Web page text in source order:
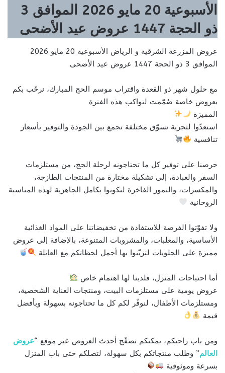
الأسبوعية 20 مايو 2026 الموافق 3
ذو الحجة 1447 عروض عيد الأضحى
عروض المزرعة الشرقية و الرياض الأسبوعية 20 مايو 2026
الموافق 3 ذو الحجة 1447 عروض عيد الأضحى
مع حلول شهر ذو القعدة واقتراب موسم الحج المبارك، نرحّب بكم
بعروض خاصة صُمّمت لتواكب هذه الفترة
المميزة
استعدّوا لتجربة تسوّق مختلفة تجمع بين الجودة والتوفير بأسعار
تنافسية
حرصنا على توفير كل ما تحتاجونه لرحلة الحج، من مستلزمات
السفر والعبادة، إلى تشكيلة مختارة من المنتجات الطازجة،
والمكسرات، والتمور الفاخرة لتكونوا بكامل الجاهزية لهذه المناسبة
الروحانية
ولا تفوّتوا الفرصة للاستفادة من تخفيضاتنا على المواد الغذائية
الأساسية، والمعلبات، والمشروبات المتنوعة، بالإضافة إلى عروض
مميزة على الحلويات لتزيّنوا بها أجمل لحظاتكم مع العائلة
أما احتياجات المنزل، فلدينا لها اهتمام خاص
عروض يومية على مستلزمات البيت، ومنتجات العناية الشخصية،
ومستلزمات الأطفال، لنوفّر لكم كل ما تحتاجونه بسهولة وبأفضل
قيمة
ومن باب راحتكم، يمكنكم تصفّح أحدث العروض عبر موقع “عروض
العالم” وطلب منتجاتكم بكل سهولة، لتصلكم حتى باب المنزل
بسرعة وموثوقية